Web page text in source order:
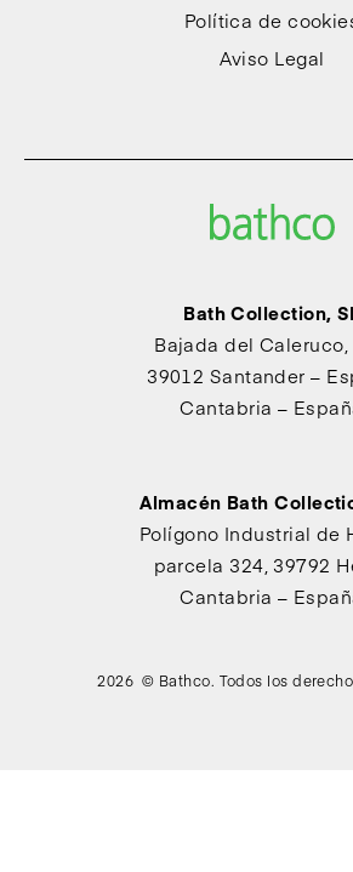
Política de
Aviso Legal
Bath Collection,
Bajada del Caleruco,
39012 Santander –
Cantabria –
Almacén Bath
Polígono Industrial de
parcela 324, 39792
Cantabria –
2026 © Bathco. Todos los